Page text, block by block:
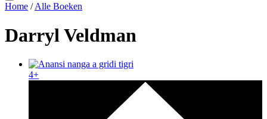
Home /Alle Boeken
Darryl Veldman
4+